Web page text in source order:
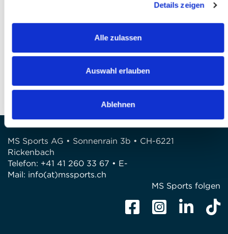
Details zeigen
Alle zulassen
Auswahl erlauben
Ablehnen
Siamo a disposizione di voi!
Telefono: 041 260 33 67
E-Mail: info@mssports.ch
MS Sports AG • Sonnenrain 3b • CH-6221
Rickenbach
Telefon: +41 41 260 33 67 • E-
Mail: info(at)mssports.ch
MS Sports folgen